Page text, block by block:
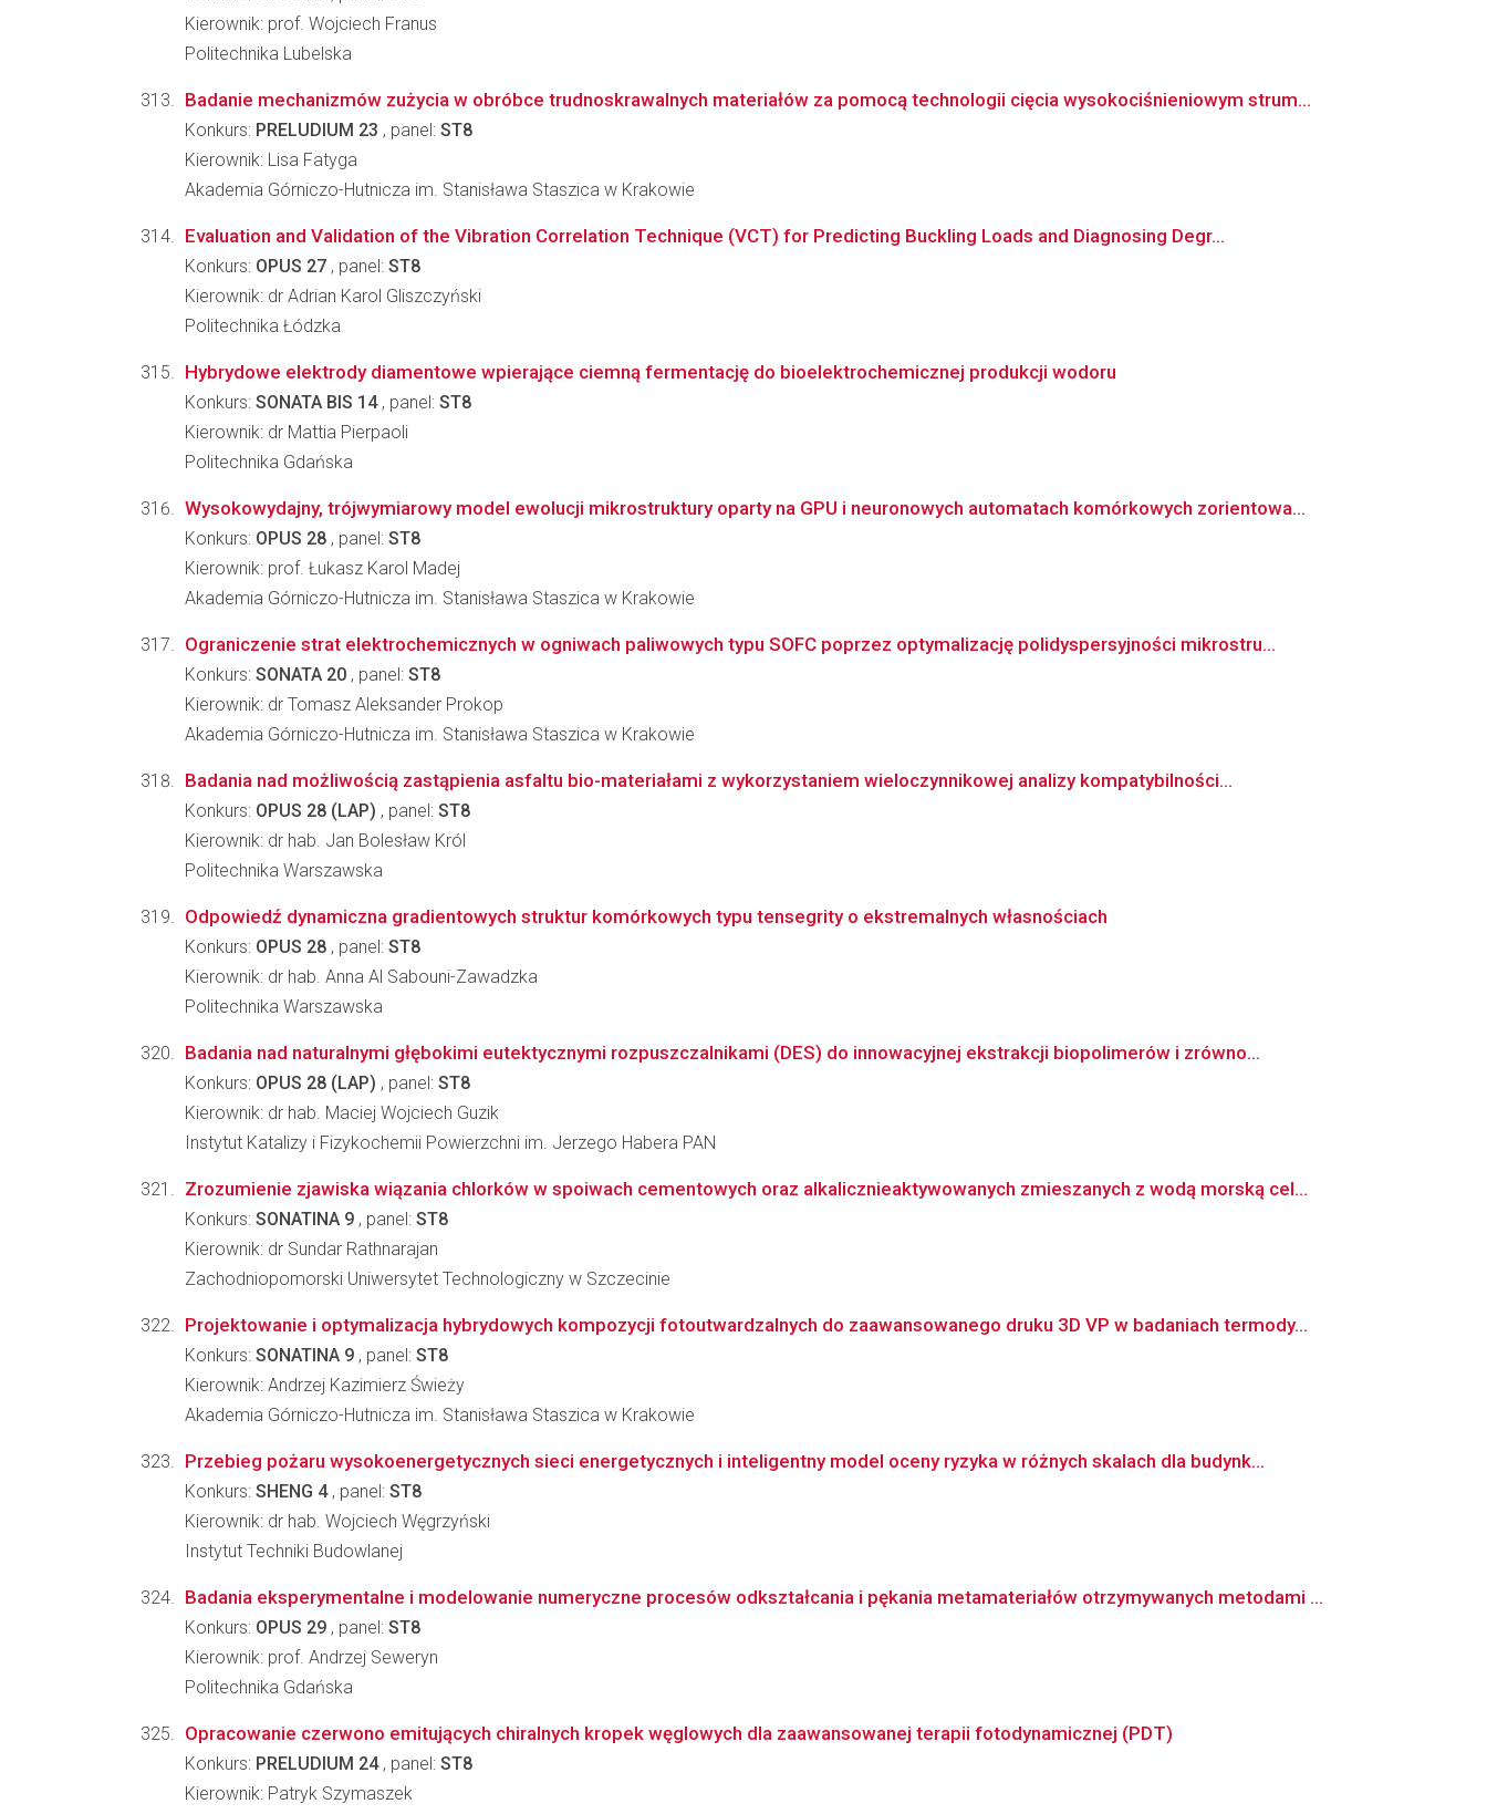
Kierownik: prof. Wojciech Franus
Politechnika Lubelska
Badanie mechanizmów zużycia w obróbce trudnoskrawalnych materiałów za pomocą technologii cięcia wysokociśnieniowym strum...
Konkurs: PRELUDIUM 23 , panel: ST8
Kierownik: Lisa Fatyga
Akademia Górniczo-Hutnicza im. Stanisława Staszica w Krakowie
Evaluation and Validation of the Vibration Correlation Technique (VCT) for Predicting Buckling Loads and Diagnosing Degr...
Konkurs: OPUS 27 , panel: ST8
Kierownik: dr Adrian Karol Gliszczyński
Politechnika Łódzka
Hybrydowe elektrody diamentowe wpierające ciemną fermentację do bioelektrochemicznej produkcji wodoru
Konkurs: SONATA BIS 14, panel: ST8
Kierownik: dr Mattia Pierpaoli
Politechnika Gdańska
Wysokowydajny, trójwymiarowy model ewolucji mikrostruktury oparty na GPU i neuronowych automatach komórkowych zorientowa...
Konkurs: OPUS 28 , panel: ST8
Kierownik: prof. Łukasz Karol Madej
Akademia Górniczo-Hutnicza im. Stanisława Staszica w Krakowie
Ograniczenie strat elektrochemicznych w ogniwach paliwowych typu SOFC poprzez optymalizację polidyspersyjności mikrostru...
Konkurs: SONATA 20 , panel: ST8
Kierownik: dr Tomasz Aleksander Prokop
Akademia Górniczo-Hutnicza im. Stanisława Staszica w Krakowie
Badania nad możliwością zastąpienia asfaltu bio-materiałami z wykorzystaniem wieloczynnikowej analizy kompatybilności...
Konkurs: OPUS 28 (LAP) , panel: ST8
Kierownik: dr hab. Jan Bolesław Król
Politechnika Warszawska
Odpowiedź dynamiczna gradientowych struktur komórkowych typu tensegrity o ekstremalnych własnościach
Konkurs: OPUS 28 , panel: ST8
Kierownik: dr hab. Anna Al Sabouni-Zawadzka
Politechnika Warszawska
Badania nad naturalnymi głębokimi eutektycznymi rozpuszczalnikami (DES) do innowacyjnej ekstrakcji biopolimerów i zrówno...
Konkurs: OPUS 28 (LAP) , panel: ST8
Kierownik: dr hab. Maciej Wojciech Guzik
Instytut Katalizy i Fizykochemii Powierzchni im. Jerzego Habera PAN
Zrozumienie zjawiska wiązania chlorków w spoiwach cementowych oraz alkalicznieaktywowanych zmieszanych z wodą morską cel...
Konkurs: SONATINA 9 , panel: ST8
Kierownik: dr Sundar Rathnarajan
Zachodniopomorski Uniwersytet Technologiczny w Szczecinie
Projektowanie i optymalizacja hybrydowych kompozycji fotoutwardzalnych do zaawansowanego druku 3D VP w badaniach termody...
Konkurs: SONATINA 9 , panel: ST8
Kierownik: Andrzej Kazimierz Świeży
Akademia Górniczo-Hutnicza im. Stanisława Staszica w Krakowie
Przebieg pożaru wysokoenergetycznych sieci energetycznych i inteligentny model oceny ryzyka w różnych skalach dla budynk...
Konkurs: SHENG 4, panel: ST8
Kierownik: dr hab. Wojciech Węgrzyński
Instytut Techniki Budowlanej
Badania eksperymentalne i modelowanie numeryczne procesów odkształcania i pękania metamateriałów otrzymywanych metodami ...
Konkurs: OPUS 29 , panel: ST8
Kierownik: prof. Andrzej Seweryn
Politechnika Gdańska
Opracowanie czerwono emitujących chiralnych kropek węglowych dla zaawansowanej terapii fotodynamicznej (PDT)
Konkurs: PRELUDIUM 24, panel: ST8
Kierownik: Patryk Szymaszek